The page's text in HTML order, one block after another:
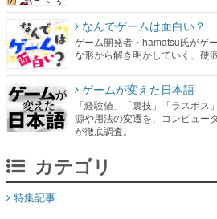
なんでゲームは面白い？
ゲーム開発者・hamatsu氏がゲ
な形から解き明かしていく、硬
ゲームが変えた日本語
「経験値」「裏技」「ラスボ
源や用法の変遷を、コンピュー
が徹底調査。
カテゴリ
特集記事